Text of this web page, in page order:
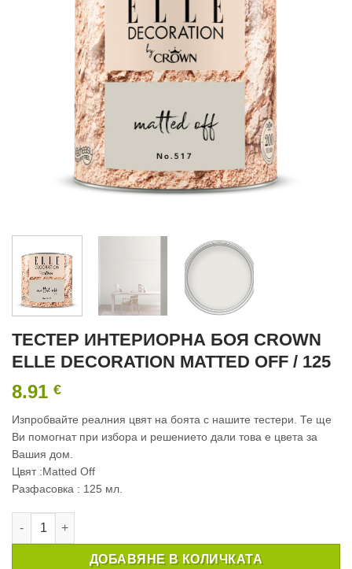
ТЕСТЕР ИНТЕРИОРНА БОЯ CROWN
ELLE DECORATION MATTED OFF / 125
8.91 €
Изпробвайте реалния цвят на боята с нашите тестери. Те ще
Ви помогнат при избора и решението дали това е цвета за
Вашия дом.
Цвят :Matted Off
Разфасовка : 125 мл.
количество за ТЕСТЕР ИНТЕРИОРНА БОЯ CROWN ELLE
ДОБАВЯНЕ В КОЛИЧКАТА